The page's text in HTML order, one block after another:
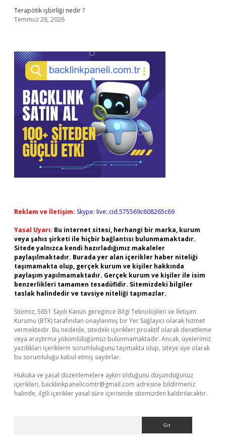
Terapötik işbirliği nedir ?
Temmuz 28, 2026
Reklam ve İletişim: Skype: live:.cid.575569c608265c69
Yasal Uyarı: Bu internet sitesi, herhangi bir marka, kurum
veya şahıs şirketi ile hiçbir bağlantısı bulunmamaktadır.
Sitede yalnızca kendi hazırladığımız makaleler
paylaşılmaktadır. Burada yer alan içerikler haber niteliği
taşımamakta olup, gerçek kurum ve kişiler hakkında
paylaşım yapılmamaktadır. Gerçek kurum ve kişiler ile isim
benzerlikleri tamamen tesadüfidir. Sitemizdeki bilgiler
taslak halindedir ve tavsiye niteliği taşımazlar.
Sitemiz, 5651 Sayılı Kanun gereğince Bilgi Teknolojileri ve İletişim
Kurumu (BTK) tarafından onaylanmış bir Yer Sağlayıcı olarak hizmet
vermektedir. Bu nedenle, sitedeki içerikleri proaktif olarak denetleme
veya araştırma yükümlülüğümüz bulunmamaktadır. Ancak, üyelerimiz
yazdıkları içeriklerin sorumluluğunu taşımakta olup, siteye üye olarak
bu sorumluluğu kabul etmiş sayılırlar.
Hukuka ve yasal düzenlemelere aykırı olduğunu düşündüğünüz
içerikleri, backlinkpanelicomtr@gmail.com adresine bildirmeniz
halinde, ilgili içerikler yasal süre içerisinde sitemizden kaldırılacaktır.